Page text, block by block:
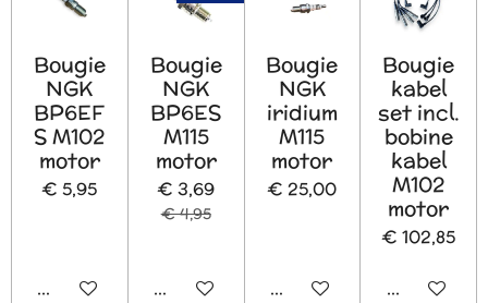
Bougie
NGK
BP6EF
S M102
motor
€ 5,95
In winkelwagen
Bougie
NGK
BP6ES
M115
motor
€ 3,69
€ 4,95
In winkelwagen
Bougie
NGK
iridium
M115
motor
€ 25,00
In winkelwagen
Bougie
kabel
set incl.
bobine
kabel
M102
motor
€ 102,85
In